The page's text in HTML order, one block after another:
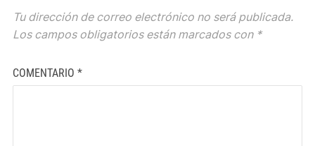
Tu dirección de correo electrónico no será publicada.
Los campos obligatorios están marcados con *
COMENTARIO *